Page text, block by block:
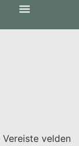
Vereiste velden